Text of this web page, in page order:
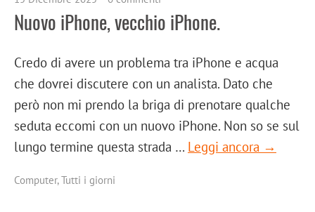
Nuovo iPhone, vecchio iPhone.
Credo di avere un problema tra iPhone e acqua
che dovrei discutere con un analista. Dato che
però non mi prendo la briga di prenotare qualche
seduta eccomi con un nuovo iPhone. Non so se sul
lungo termine questa strada … Leggi ancora →
Computer,Tutti i giorni